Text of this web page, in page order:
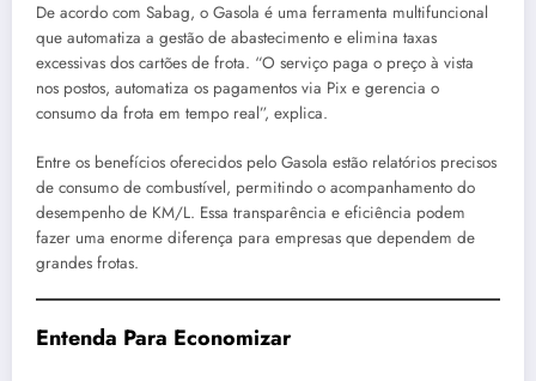
De acordo com Sabag, o Gasola é uma ferramenta multifuncional
que automatiza a gestão de abastecimento e elimina taxas
excessivas dos cartões de frota. “O serviço paga o preço à vista
nos postos, automatiza os pagamentos via Pix e gerencia o
consumo da frota em tempo real”, explica.
Entre os benefícios oferecidos pelo Gasola estão relatórios precisos
de consumo de combustível, permitindo o acompanhamento do
desempenho de KM/L. Essa transparência e eficiência podem
fazer uma enorme diferença para empresas que dependem de
grandes frotas.
Entenda Para Economizar